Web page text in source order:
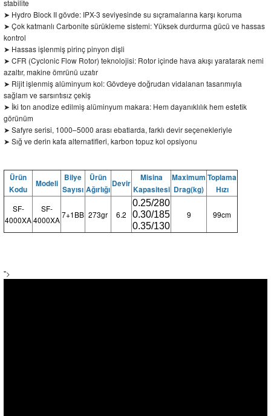
stabilite
➤ Hydro Block II gövde: IPX-3 seviyesinde su sıçramalarına karşı koruma
➤ Çok katmanlı Carbonite sürükleme sistemi: Yüksek durdurma gücü ve hassas
kontrol
➤ Hassas işlenmiş pirinç pinyon dişli
➤ CFR (Cyclonic Flow Rotor) teknolojisi: Rotor içinde hava akışı yaratarak nemi
azaltır, makine ömrünü uzatır
➤ Rijit işlenmiş alüminyum kol: Gövdeye doğrudan vidalanan tasarımıyla
sağlam ve sarsıntısız çekiş
➤ İki ton anodize edilmiş alüminyum makara: Hem dayanıklılık hem estetik
görünüm
➤ Safyre serisi, 1000–5000 arası ebatlarda, farklı devir seçenekleriyle
➤ Sığ ve derin kafa alternatifleri, karbon topuz kol opsiyonu
Ürün
Kodu
Modeli
Bilye
Sayısı
Ürün
Ağırlığı
Devir
Misina
Kapasitesi
Maximum
Drag(kg)
Toplama
Hızı
SF-
4000XA
SF-
4000XA
7+1BB 273gr 6.2
0.25/280
0.30/185
0.35/130
9 99cm
">